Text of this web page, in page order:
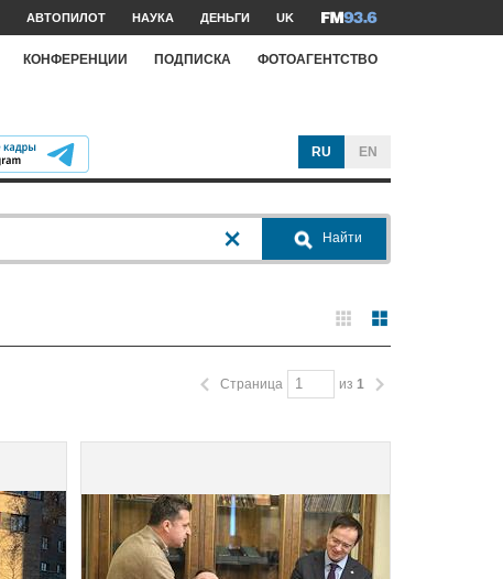
АВТОПИЛОТ НАУКА ДЕНЬГИ UK
КОНФЕРЕНЦИИ ПОДПИСКА ФОТОАГЕНТСТВО
RU EN
Найти
Страница из 1